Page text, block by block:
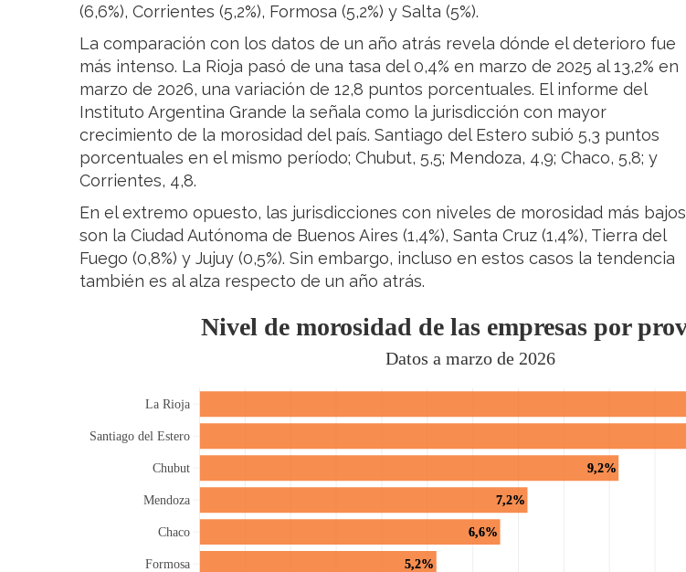
(6,6%), Corrientes (5,2%), Formosa (5,2%) y Salta (5%).
La comparación con los datos de un año atrás revela dónde el deterioro fue
más intenso. La Rioja pasó de una tasa del 0,4% en marzo de 2025 al 13,2% en
marzo de 2026, una variación de 12,8 puntos porcentuales. El informe del
Instituto Argentina Grande la señala como la jurisdicción con mayor
crecimiento de la morosidad del país. Santiago del Estero subió 5,3 puntos
porcentuales en el mismo período; Chubut, 5,5; Mendoza, 4,9; Chaco, 5,8; y
Corrientes, 4,8.
En el extremo opuesto, las jurisdicciones con niveles de morosidad más bajos
son la Ciudad Autónoma de Buenos Aires (1,4%), Santa Cruz (1,4%), Tierra del
Fuego (0,8%) y Jujuy (0,5%). Sin embargo, incluso en estos casos la tendencia
también es al alza respecto de un año atrás.